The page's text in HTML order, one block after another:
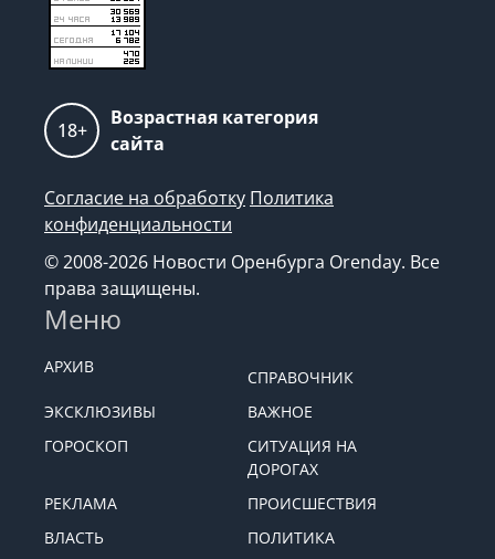
18+
Возрастная категория
сайта
Согласие на обработку Политика
конфиденциальности
© 2008-2026 Новости Оренбурга Orenday. Все
права защищены.
Меню
АРХИВ
СПРАВОЧНИК
ЭКСКЛЮЗИВЫ
ВАЖНОЕ
ГОРОСКОП
СИТУАЦИЯ НА
ДОРОГАХ
РЕКЛАМА
ПРОИСШЕСТВИЯ
ВЛАСТЬ
ПОЛИТИКА